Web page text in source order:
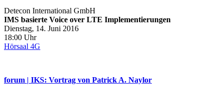
Detecon International GmbH
IMS basierte Voice over LTE Implementierungen
Dienstag, 14. Juni 2016
18:00 Uhr
Hörsaal 4G
forum | IKS: Vortrag von Patrick A. Naylor